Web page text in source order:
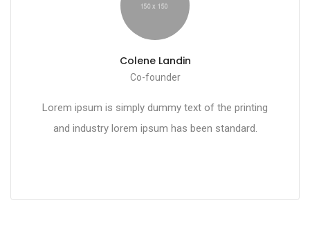
Colene Landin
Co-founder
Lorem ipsum is simply dummy text of the printing
and industry lorem ipsum has been standard.